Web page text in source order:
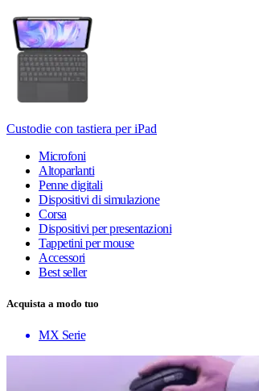
Custodie con tastiera per iPad
Microfoni
Altoparlanti
Penne digitali
Dispositivi di simulazione
Corsa
Dispositivi per presentazioni
Tappetini per mouse
Accessori
Best seller
Acquista a modo tuo
MX Serie